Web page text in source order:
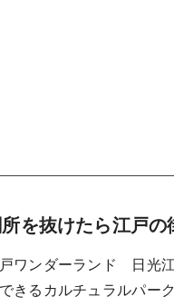
所を抜けたら江戸
ワンダーランド 日光
きるカルチュラルパー